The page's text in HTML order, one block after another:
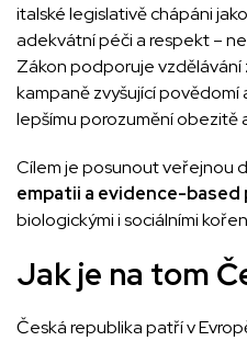
italské legislativě chápáni
adekvátní péči a respekt – ne
Zákon podporuje
kampaně zvyšující povědomí
lepšímu porozumění obezitě
Cílem je posunout veřejnou
empatii a evidence-based
biologickými i sociálními
Jak je na tom
Česká republika patří v